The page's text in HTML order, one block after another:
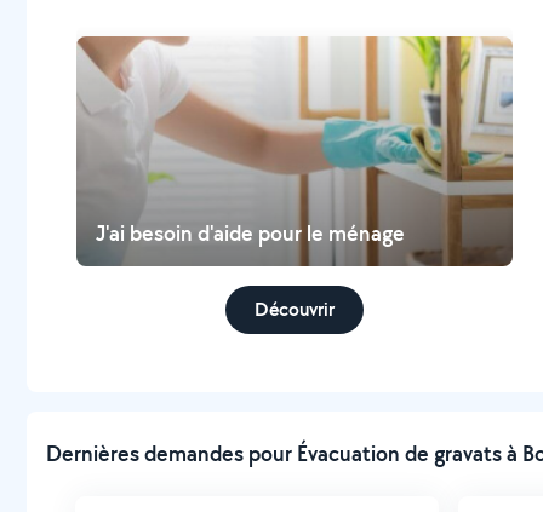
J'ai besoin d'aide pour le ménage
Découvrir
Dernières demandes pour Évacuation de gravats à